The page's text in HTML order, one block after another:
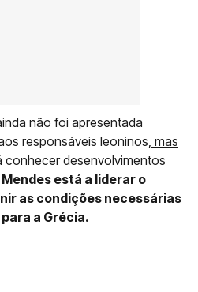
não foi apresentada
responsáveis leoninos, mas
conhecer desenvolvimentos
está a liderar o
as condições necessárias
a Grécia.